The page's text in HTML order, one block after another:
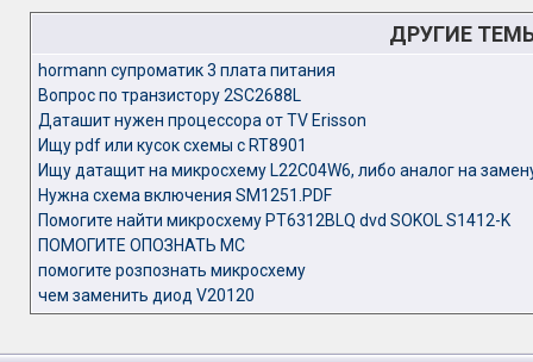
ДРУГИЕ
hormann супроматик 3 плата питания
Вопрос по транзистору 2SC2688L
Даташит нужен процессора от TV Erisson
Ищу pdf или кусок схемы с RT8901
Ищу датащит на микросхему L22C04W6, либо аналог на
Нужна схема включения SM1251.PDF
Помогите найти микросхему PT6312BLQ dvd SOKOL S1412-K
ПОМОГИТЕ ОПОЗНАТЬ МС
помогите розпознать микросхему
чем заменить диод V20120